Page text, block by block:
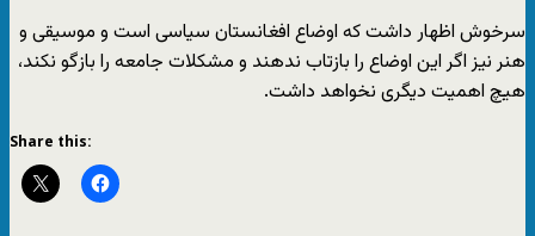
سرخوش اظهار داشت که اوضاع افغانستان سیاسی است و موسیقی و
هنر نیز اگر این اوضاع را بازتاب ندهند و مشکلات جامعه را بازگو نکند،
هیچ اهمیت دیگری نخواهد داشت.
Share this: